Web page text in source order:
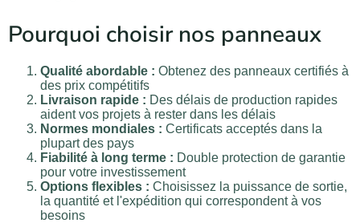
Pourquoi choisir nos panneaux
Qualité abordable : Obtenez des panneaux certifiés à
des prix compétitifs
Livraison rapide : Des délais de production rapides
aident vos projets à rester dans les délais
Normes mondiales : Certificats acceptés dans la
plupart des pays
Fiabilité à long terme : Double protection de garantie
pour votre investissement
Options flexibles : Choisissez la puissance de sortie,
la quantité et l'expédition qui correspondent à vos
besoins